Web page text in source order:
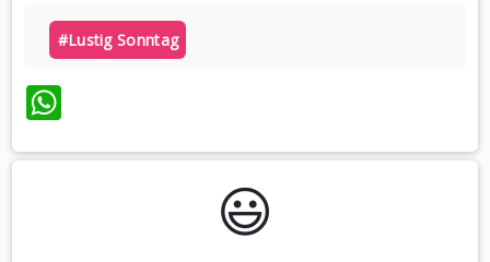
#lustig Sonntag
WhatsApp
😃️